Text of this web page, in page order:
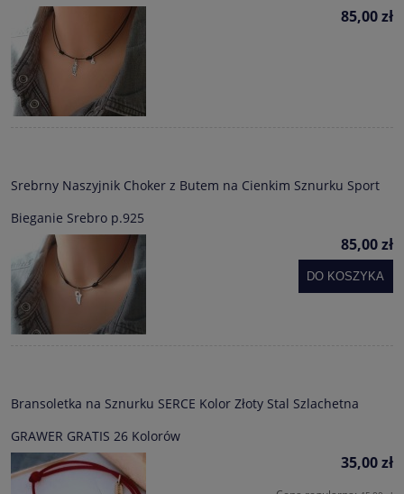
85,00 zł
Srebrny Naszyjnik Choker z Butem na Cienkim Sznurku Sport
Bieganie Srebro p.925
85,00 zł
DO KOSZYKA
Bransoletka na Sznurku SERCE Kolor Złoty Stal Szlachetna
GRAWER GRATIS 26 Kolorów
35,00 zł